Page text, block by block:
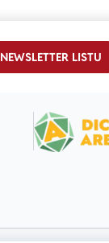
LISTU